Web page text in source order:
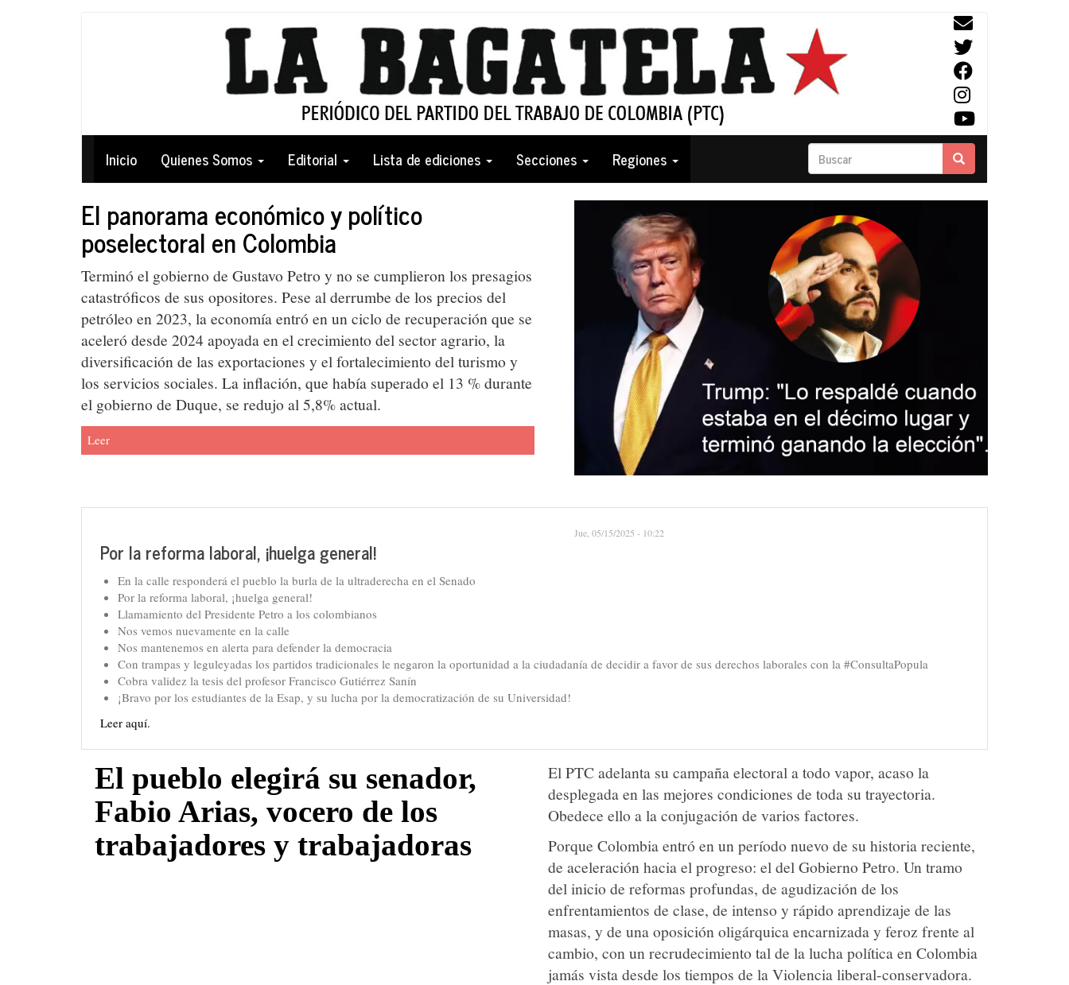
Navegación
principal
Inicio Quienes Somos Editorial Lista de ediciones Secciones Regiones Buscar Buscar
El panorama económico y político
poselectoral en Colombia
Terminó el gobierno de Gustavo Petro y no se cumplieron los presagios
catastróficos de sus opositores. Pese al derrumbe de los precios del
petróleo en 2023, la economía entró en un ciclo de recuperación que se
aceleró desde 2024 apoyada en el crecimiento del sector agrario, la
diversificación de las exportaciones y el fortalecimiento del turismo y
los servicios sociales. La inflación, que había superado el 13 % durante
el gobierno de Duque, se redujo al 5,8% actual.
Leer
Jue, 05/15/2025 - 10:22
Por la reforma laboral, ¡huelga general!
En la calle responderá el pueblo la burla de la ultraderecha en el Senado
Por la reforma laboral, ¡huelga general!
Llamamiento del Presidente Petro a los colombianos
Nos vemos nuevamente en la calle
Nos mantenemos en alerta para defender la democracia
Con trampas y leguleyadas los partidos tradicionales le negaron la oportunidad a la ciudadanía de decidir a favor de sus derechos laborales con la #ConsultaPopula
Cobra validez la tesis del profesor Francisco Gutiérrez Sanín
¡Bravo por los estudiantes de la Esap, y su lucha por la democratización de su Universidad!
Leer aquí.
El pueblo elegirá su senador,
Fabio Arias, vocero de los
trabajadores y trabajadoras
El PTC adelanta su campaña electoral a todo vapor, acaso la
desplegada en las mejores condiciones de toda su trayectoria.
Obedece ello a la conjugación de varios factores.
Porque Colombia entró en un período nuevo de su historia reciente,
de aceleración hacia el progreso: el del Gobierno Petro. Un tramo
del inicio de reformas profundas, de agudización de los
enfrentamientos de clase, de intenso y rápido aprendizaje de las
masas, y de una oposición oligárquica encarnizada y feroz frente al
cambio, con un recrudecimiento tal de la lucha política en Colombia
jamás vista desde los tiempos de la Violencia liberal-conservadora.